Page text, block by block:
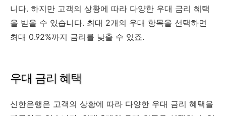
니다. 하지만 고객의 상황에 따라 다양한 우대 금리 혜택
을 받을 수 있습니다. 최대 2개의 우대 항목을 선택하면
최대 0.92%까지 금리를 낮출 수 있죠.
우대 금리 혜택
신한은행은 고객의 상황에 따라 다양한 우대 금리 혜택을